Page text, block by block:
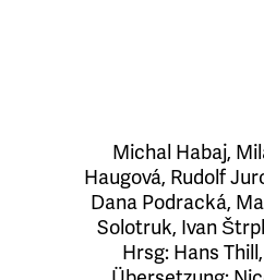
Michal Habaj,
Haugová, Rudolf
Dana Podracká,
Solotruk, Ivan
Hrsg: Hans Thill ,